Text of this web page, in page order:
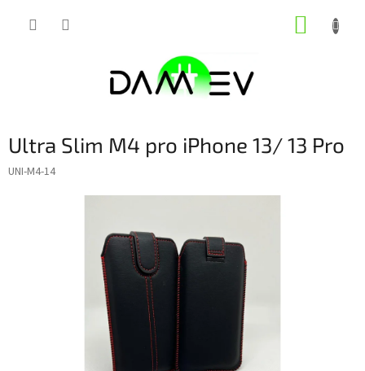
Ultra Slim M4 pro iPhone 13/ 13 Pro
UNI-M4-14